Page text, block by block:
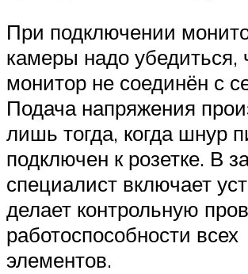
При подключении
камеры надо убедиться,
монитор не соединён с
Подача напряжения
лишь тогда, когда шнур
подключен к розетке. В
специалист включает
делает контрольную
работоспособности всех
элементов.